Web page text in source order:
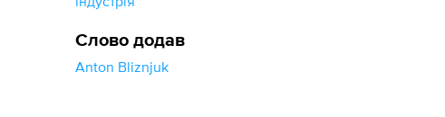
Слово додав
Anton Bliznjuk